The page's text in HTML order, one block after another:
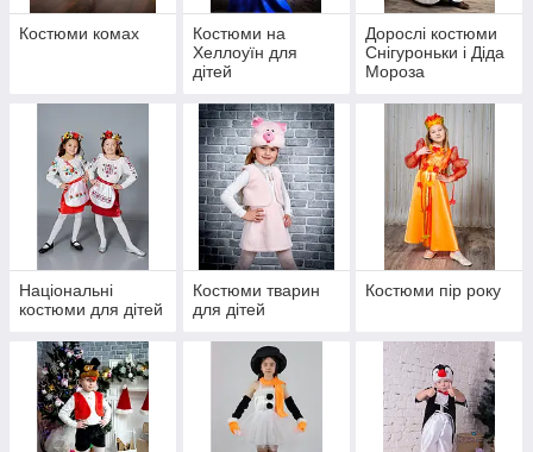
Костюми комах
Костюми на
Хеллоуїн для
дітей
Дорослі костюми
Снігуроньки і Діда
Мороза
Національні
костюми для дітей
Костюми тварин
для дітей
Костюми пір року